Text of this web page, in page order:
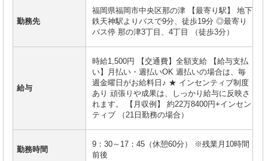
勤務先
福岡県福岡市中央区那の津 【最寄り駅】 地下
鉄天神駅よりバスで9分、徒歩19分 ◎最寄り
バス停 那の津3丁目、4丁目 （徒歩3分）
給与
時給1,500円 【交通費】全額支給 【給与支払
い】月払い・週払いOK 週払いの場合は、毎
週金曜日がお給料日♪ ★ インセンティブ制度
あり 頑張りや成果は、しっかり給与に反映さ
れます。 【月収例】 約22万8400円+インセン
ティブ （21日勤務の場合）
勤務時間
9：30～17：45（休憩60分） ※残業月10時間
前後